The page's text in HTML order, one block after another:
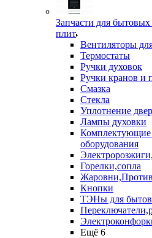
Запчасти для
плит
Вентиляторы
Термостаты
Ручки духовок
Ручки кранов и
Смазка
Стекла
Уплотнение
Лампы духовки
Комплектующие
оборудования
Горелки,сопла
Кнопки
ТЭНы для
Ещё 6